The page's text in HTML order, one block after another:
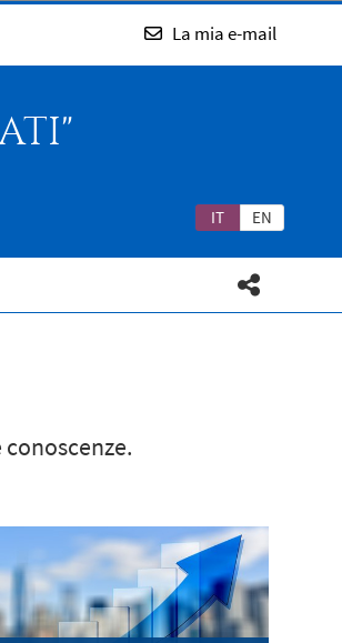
La mia e-mail
IT EN